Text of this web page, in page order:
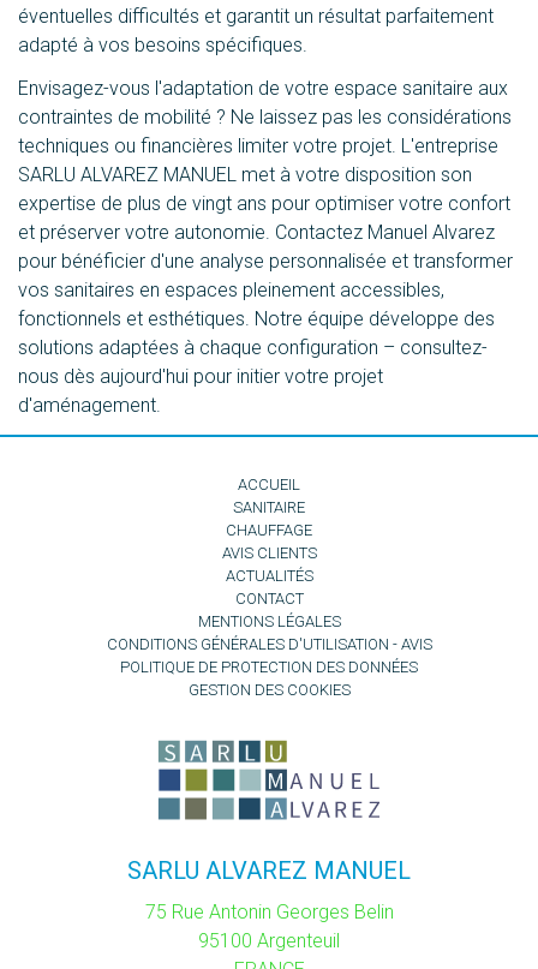
éventuelles difficultés et garantit un résultat parfaitement
adapté à vos besoins spécifiques.
Envisagez-vous l'adaptation de votre espace sanitaire aux
contraintes de mobilité ? Ne laissez pas les considérations
techniques ou financières limiter votre projet. L'entreprise
SARLU ALVAREZ MANUEL met à votre disposition son
expertise de plus de vingt ans pour optimiser votre confort
et préserver votre autonomie. Contactez Manuel Alvarez
pour bénéficier d'une analyse personnalisée et transformer
vos sanitaires en espaces pleinement accessibles,
fonctionnels et esthétiques. Notre équipe développe des
solutions adaptées à chaque configuration – consultez-
nous dès aujourd'hui pour initier votre projet
d'aménagement.
ACCUEIL
SANITAIRE
CHAUFFAGE
AVIS CLIENTS
ACTUALITÉS
CONTACT
MENTIONS LÉGALES
CONDITIONS GÉNÉRALES D'UTILISATION - AVIS
POLITIQUE DE PROTECTION DES DONNÉES
GESTION DES COOKIES
SARLU ALVAREZ MANUEL
75 Rue Antonin Georges Belin
95100 Argenteuil